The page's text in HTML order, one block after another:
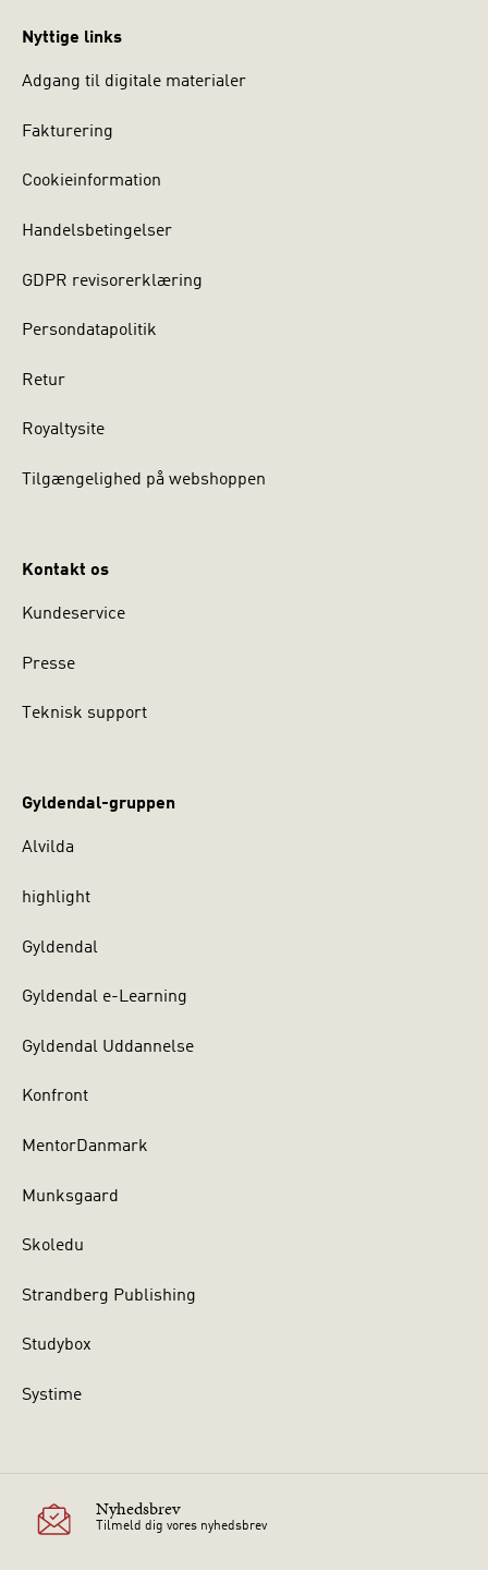
Nyttige links
Adgang til digitale materialer
Fakturering
Cookieinformation
Handelsbetingelser
GDPR revisorerklæring
Persondatapolitik
Retur
Royaltysite
Tilgængelighed på webshoppen
Kontakt os
Kundeservice
Presse
Teknisk support
Gyldendal-gruppen
Alvilda
highlight
Gyldendal
Gyldendal e-Learning
Gyldendal Uddannelse
Konfront
MentorDanmark
Munksgaard
Skoledu
Strandberg Publishing
Studybox
Systime
Nyhedsbrev
Tilmeld dig vores nyhedsbrev